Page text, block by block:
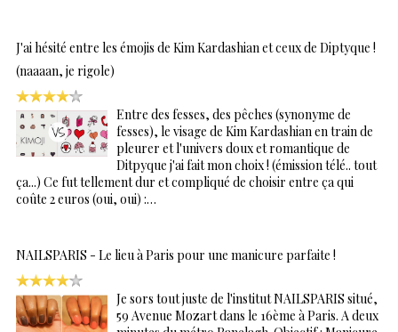
J'ai hésité entre les émojis de Kim Kardashian et ceux de Diptyque !
(naaaan, je rigole)
Entre des fesses, des pêches (synonyme de
fesses), le visage de Kim Kardashian en train de
pleurer et l'univers doux et romantique de
Ditpyque j'ai fait mon choix ! (émission télé.. tout
ça...) Ce fut tellement dur et compliqué de choisir entre ça qui
coûte 2 euros (oui, oui) :…
NAILSPARIS - Le lieu à Paris pour une manicure parfaite !
Je sors tout juste de l'institut NAILSPARIS situé,
59 Avenue Mozart dans le 16ème à Paris. A deux